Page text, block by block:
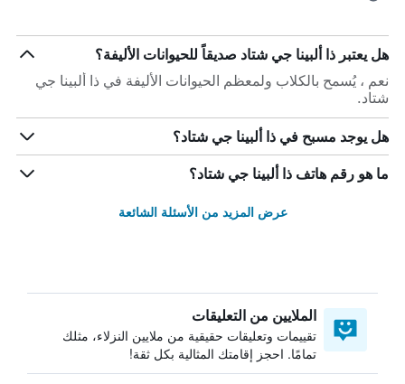
هل يعتبر ذا ألبينا جي شتاد صديقاً للحيوانات الأليفة؟
نعم ، يُسمح بالكلاب ولمعظم الحيوانات الأليفة في ذا ألبينا جي
شتاد.
هل يوجد مسبح في ذا ألبينا جي شتاد؟
ما هو رقم هاتف ذا ألبينا جي شتاد؟
عرض المزيد من الأسئلة الشائعة
الملايين من التعليقات
تقييمات وتعليقات حقيقية من ملايين النزلاء، مثلك
تمامًا. احجز إقامتك المثالية بكل ثقة!